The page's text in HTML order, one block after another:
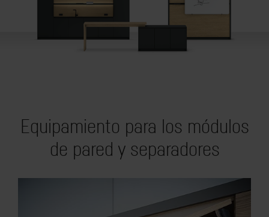
Equipamiento para los módulos
de pared y separadores